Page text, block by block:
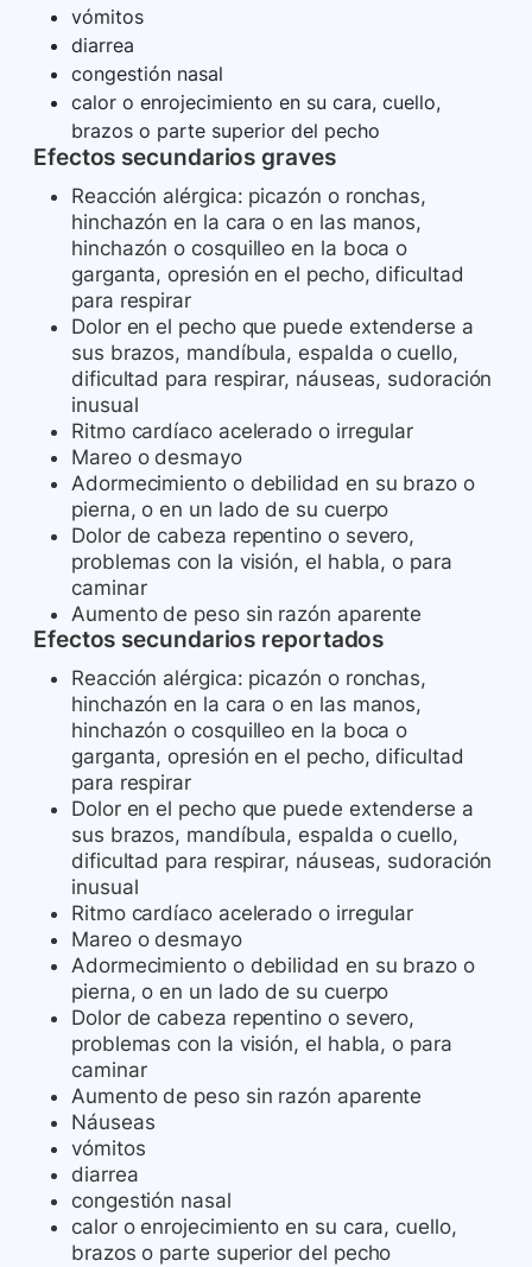
vómitos
diarrea
congestión nasal
calor o enrojecimiento en su cara, cuello,
brazos o parte superior del pecho
Efectos secundarios graves
Reacción alérgica: picazón o ronchas,
hinchazón en la cara o en las manos,
hinchazón o cosquilleo en la boca o
garganta, opresión en el pecho, dificultad
para respirar
Dolor en el pecho que puede extenderse a
sus brazos, mandíbula, espalda o cuello,
dificultad para respirar, náuseas, sudoración
inusual
Ritmo cardíaco acelerado o irregular
Mareo o desmayo
Adormecimiento o debilidad en su brazo o
pierna, o en un lado de su cuerpo
Dolor de cabeza repentino o severo,
problemas con la visión, el habla, o para
caminar
Aumento de peso sin razón aparente
Efectos secundarios reportados
Reacción alérgica: picazón o ronchas,
hinchazón en la cara o en las manos,
hinchazón o cosquilleo en la boca o
garganta, opresión en el pecho, dificultad
para respirar
Dolor en el pecho que puede extenderse a
sus brazos, mandíbula, espalda o cuello,
dificultad para respirar, náuseas, sudoración
inusual
Ritmo cardíaco acelerado o irregular
Mareo o desmayo
Adormecimiento o debilidad en su brazo o
pierna, o en un lado de su cuerpo
Dolor de cabeza repentino o severo,
problemas con la visión, el habla, o para
caminar
Aumento de peso sin razón aparente
Náuseas
vómitos
diarrea
congestión nasal
calor o enrojecimiento en su cara, cuello,
brazos o parte superior del pecho